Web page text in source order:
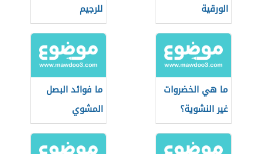
الورقية
للرجيم
ما هي الخضروات
غير النشوية؟
ما فوائد البصل
المشوي